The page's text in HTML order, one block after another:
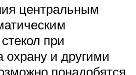
центральным
при
охрану и другими
понадобятся